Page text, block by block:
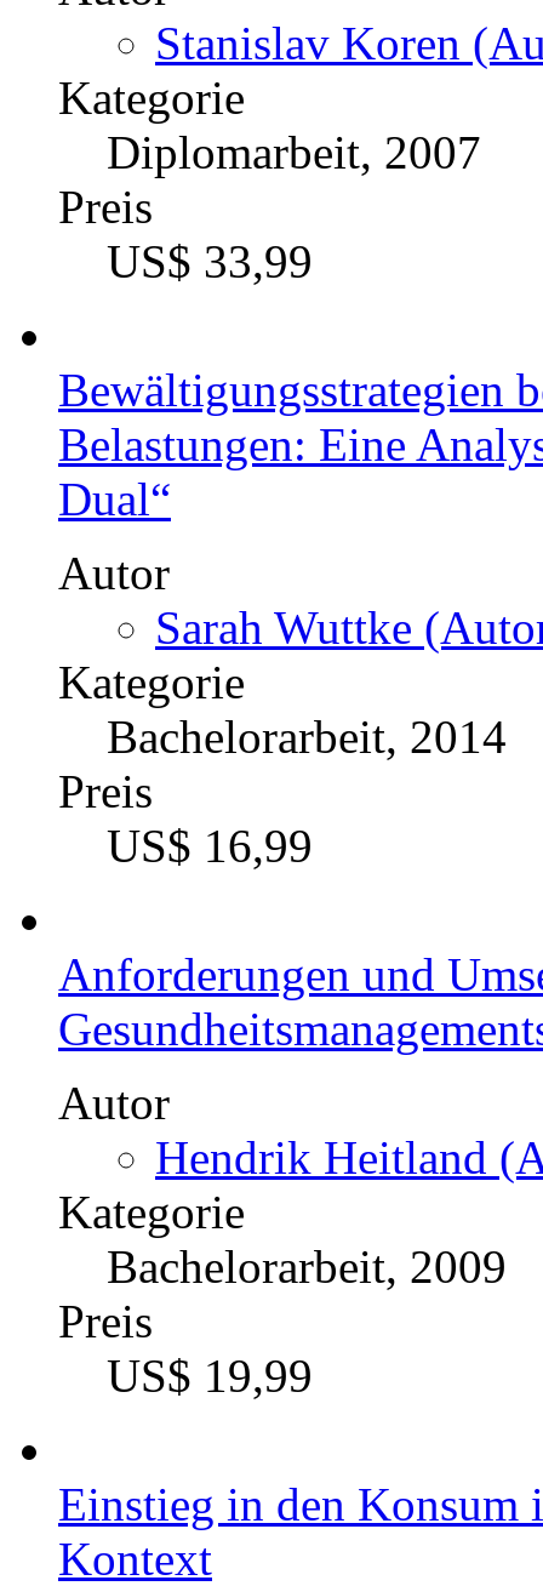
Stanislav Koren
Kategorie
Diplomarbeit, 2007
Preis
US$ 33,99
Bewältigungsstrategien
Belastungen: Eine
Dual“
Autor
Sarah Wuttke
Kategorie
Bachelorarbeit, 2014
Preis
US$ 16,99
Anforderungen und
Autor
Hendrik Heitland
Kategorie
Bachelorarbeit, 2009
Preis
US$ 19,99
Einstieg in den Konsum
Kontext